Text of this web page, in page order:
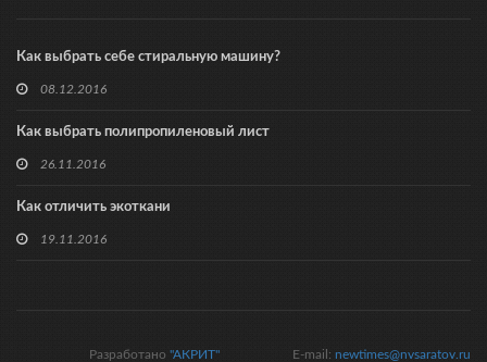
Как выбрать себе стиральную машину?
08.12.2016
Как выбрать полипропиленовый лист
26.11.2016
Как отличить экоткани
19.11.2016
E-mail: newtimes@nvsaratov.ru
Разработано "АКРИТ"